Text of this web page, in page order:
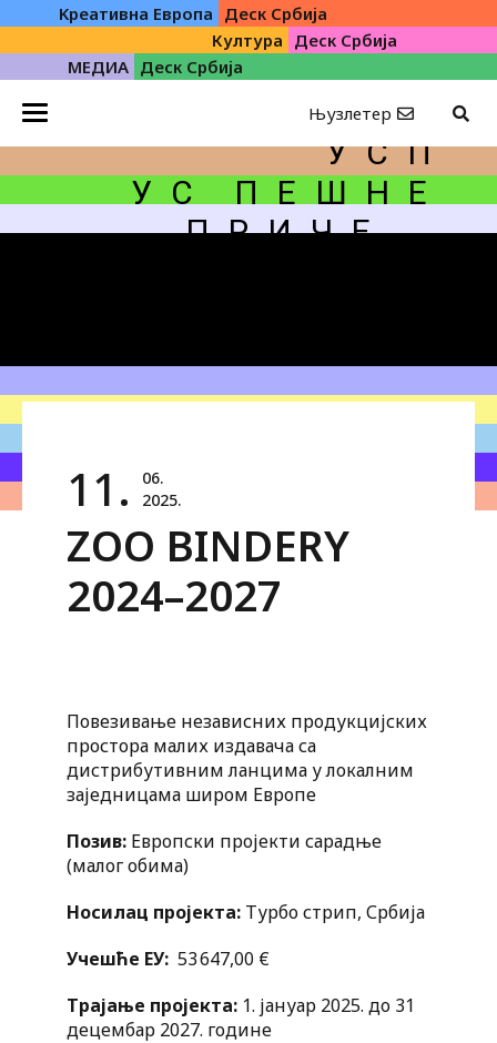
Kреативна Eвропа Деск Србија
Култура Деск Србија
МЕДИА Деск Србија
Њузлетер
У С П
У С
П Е Ш Н Е
П Р И Ч Е
11.
06.
2025.
ZOO BINDERY
2024–2027
Повезивање независних продукцијских
простора малих издавача са
дистрибутивним ланцима у локалним
заједницама широм Европе
Позив: Европски пројекти сарадње
(малог обима)
Носилац пројекта: Турбо стрип, Србија
Учешће ЕУ: 53 647,00 €
Трајање пројекта: 1. јануар 2025. до 31
децембар 2027. године